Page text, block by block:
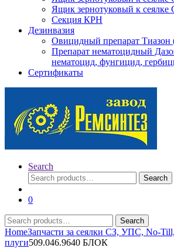
Ящик зернотуковый к сеялке
Секция КРН
Дезинвазия
Овицидный препарат Тиазон
Препарат нематоцидный
нематоцид, фунгицид,
Сертификаты
Search
Search
for:
Search
0
Search
for:
Search
HomeЗапчасти за сеялки СЗ, УПС, No-
плуги509.046.9640 БЛОК